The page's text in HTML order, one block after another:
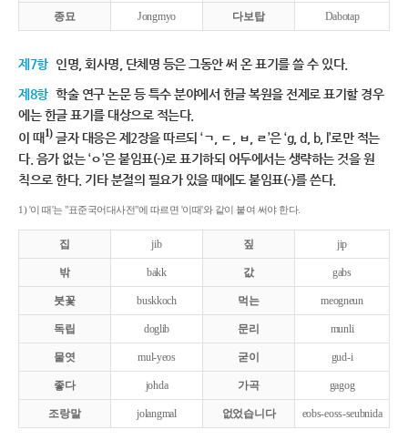
종묘 Jongmyo 다보탑 Dabotap
제7항 인명, 회사명, 단체명 등은 그동안 써 온 표기를 쓸 수 있다.
제8항 학술 연구 논문 등 특수 분야에서 한글 복원을 전제로 표기할 경우
에는 한글 표기를 대상으로 적는다.
이 때1)글자 대응은 제2장을 따르되 ‘ㄱ, ㄷ, ㅂ, ㄹ’은 ‘g, d, b, l’로만 적는
다. 음가 없는 ‘ㅇ’은 붙임표(-)로 표기하되 어두에서는 생략하는 것을 원
칙으로 한다. 기타 분절의 필요가 있을 때에도 붙임표(-)를 쓴다.
1) '이 때'는 "표준국어대사전"에 따르면 '이때'와 같이 붙여 써야 한다.
집 jib 짚 jip
밖 bakk 값 gabs
붓꽃 buskkoch 먹는 meogneun
독립 doglib 문리 munli
물엿 mul-yeos 굳이 gud-i
좋다 johda 가곡 gagog
조랑말 jolangmal 없었습니다 eobs-eoss-seubnida